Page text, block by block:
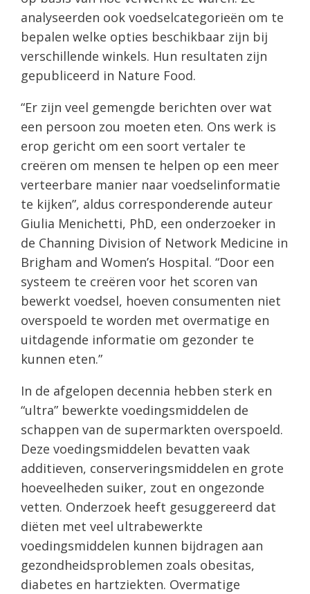
analyseerden ook voedselcategorieën om te
bepalen welke opties beschikbaar zijn bij
verschillende winkels. Hun resultaten zijn
gepubliceerd in Nature Food.
“Er zijn veel gemengde berichten over wat
een persoon zou moeten eten. Ons werk is
erop gericht om een ​​soort vertaler te
creëren om mensen te helpen op een meer
verteerbare manier naar voedselinformatie
te kijken”, aldus corresponderende auteur
Giulia Menichetti, PhD, een onderzoeker in
de Channing Division of Network Medicine in
Brigham and Women’s Hospital. “Door een
systeem te creëren voor het scoren van
bewerkt voedsel, hoeven consumenten niet
overspoeld te worden met overmatige en
uitdagende informatie om gezonder te
kunnen eten.”
In de afgelopen decennia hebben sterk en
“ultra” bewerkte voedingsmiddelen de
schappen van de supermarkten overspoeld.
Deze voedingsmiddelen bevatten vaak
additieven, conserveringsmiddelen en grote
hoeveelheden suiker, zout en ongezonde
vetten. Onderzoek heeft gesuggereerd dat
diëten met veel ultrabewerkte
voedingsmiddelen kunnen bijdragen aan
gezondheidsproblemen zoals obesitas,
diabetes en hartziekten. Overmatige